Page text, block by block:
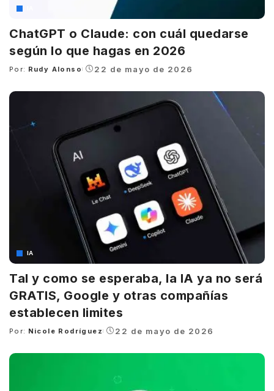
ChatGPT o Claude: con cuál quedarse
según lo que hagas en 2026
Posted
Por: Rudy Alonso 22 de mayo de 2026
IA
Tal y como se esperaba, la IA ya no será
GRATIS, Google y otras compañías
establecen limites
Posted
Por: Nicole Rodríguez 22 de mayo de 2026